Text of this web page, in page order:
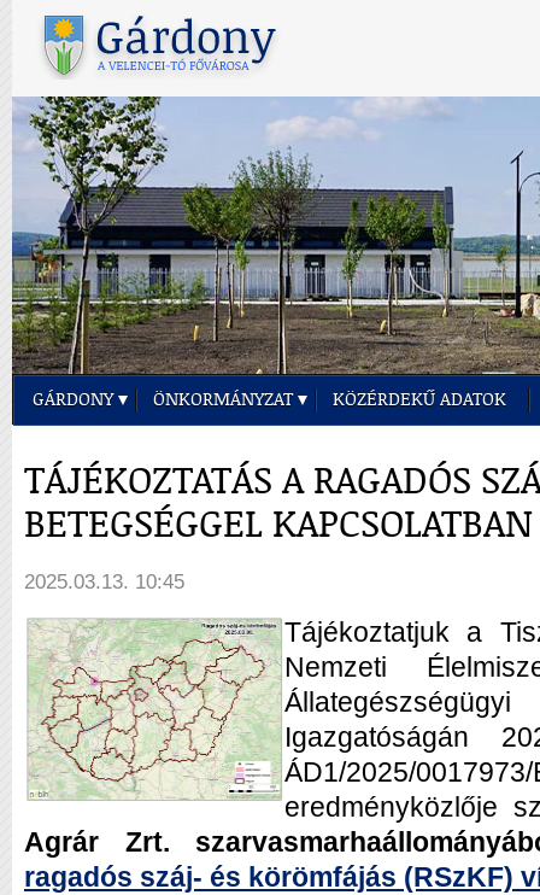
GÁRDONY ÖNKORMÁNYZAT KÖZÉRDEKŰ ADATOK
TÁJÉKOZTATÁS A RAGADÓS
BETEGSÉGGEL KAPCSOLATBAN
2025.03.13. 10:45
Tájékoztatjuk a
Nemzeti
Igazgatóságán
ÁD1/2025/
eredményközlője
Agrár Zrt.
ragadós száj- és körömfájás (RSzKF)